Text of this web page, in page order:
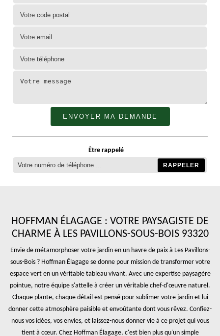
Être rappelé
HOFFMAN ÉLAGAGE : VOTRE PAYSAGISTE DE
CHARME À LES PAVILLONS-SOUS-BOIS 93320
Envie de métamorphoser votre jardin en un havre de paix à Les Pavillons-
sous-Bois ? Hoffman Élagage se donne pour mission de transformer votre
espace vert en un véritable tableau vivant. Avec une expertise paysagère
pointue, notre équipe s'attelle à créer un véritable chef-d'œuvre naturel.
Chaque plante, chaque détail est pensé pour sublimer votre jardin et lui
donner cette atmosphère paisible et envoûtante dont vous rêvez. Confiez-
nous vos idées, vos envies, et laissez-nous donner vie à ce projet qui vous
tient à cœur. Chez Hoffman Élagage, c'est bien plus qu'un simple